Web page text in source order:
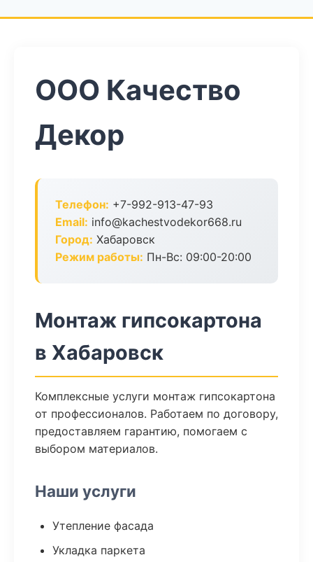
ООО Качество
Декор
Телефон: +7-992-913-47-93
Email: info@kachestvodekor668.ru
Город: Хабаровск
Режим работы: Пн-Вс: 09:00-20:00
Монтаж гипсокартона
в Хабаровск
Комплексные услуги монтаж гипсокартона
от профессионалов. Работаем по договору,
предоставляем гарантию, помогаем с
выбором материалов.
Наши услуги
Утепление фасада
Укладка паркета